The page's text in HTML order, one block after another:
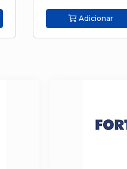
Adicionar